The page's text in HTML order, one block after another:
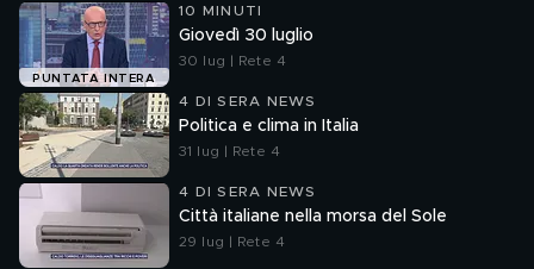
PUNTATA INTERA
10 MINUTI
Giovedì 30 luglio
30 lug | Rete 4
4 DI SERA NEWS
Politica e clima in Italia
31 lug | Rete 4
4 DI SERA NEWS
Città italiane nella morsa del Sole
29 lug | Rete 4